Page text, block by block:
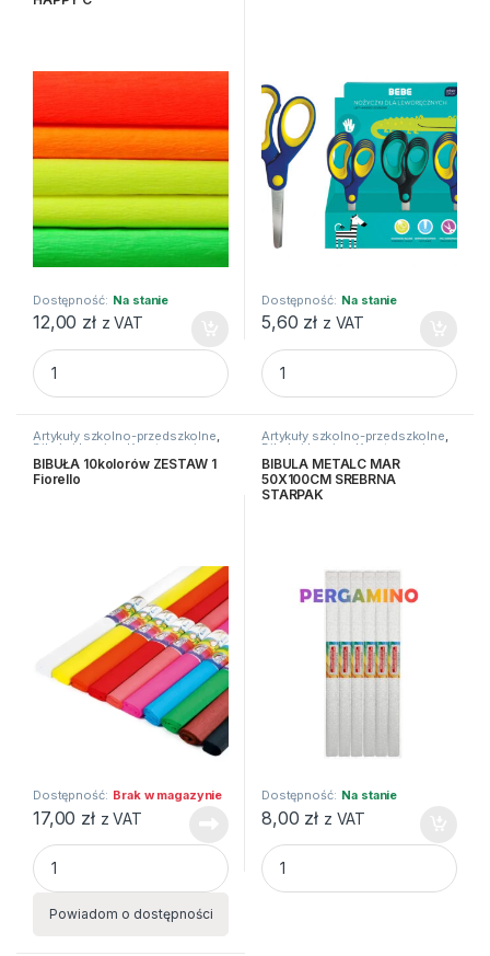
Dostępność: Na stanie
12,00 zł z VAT
BIBUŁA MARSZCZONA 25X200 MIX FLUORES 5szt HAPPY
Dostępność: Na stanie
5,60 zł z VAT
BBI Nożyczki szkol.dla
Artykuły szkolno-przedszkolne,
Bibuły i krepiny Kreatywne i
plastyczne
BIBUŁA 10kolorów ZESTAW 1
Fiorello
Dostępność: Brak w magazynie
17,00 zł z VAT
BIBUŁA 10kolorów ZESTAW 1 Fiorello quantity
Powiadom o dostępności
Artykuły szkolno-przedszkolne,
Bibuły i krepiny Kreatywne i
plastyczne
BIBULA METALC MAR
50X100CM SREBRNA
STARPAK
Dostępność: Na stanie
8,00 zł z VAT
BIBULA METALC MAR